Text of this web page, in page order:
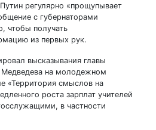
регулярно «прощупывает
с губернаторами
чтобы получать
из первых рук.
высказывания главы
Медведева на молодежном
«Территория смыслов на
роста зарплат учителей
в частности